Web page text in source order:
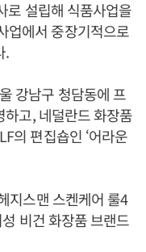
로 설립해 식품사업을
업에서 중장기적으로
.
강남구 청담동에 프
하고, 네덜란드 화장품
의 편집숍인 ‘어라운
지스맨 스켄케어 룰4
비건 화장품 브랜드